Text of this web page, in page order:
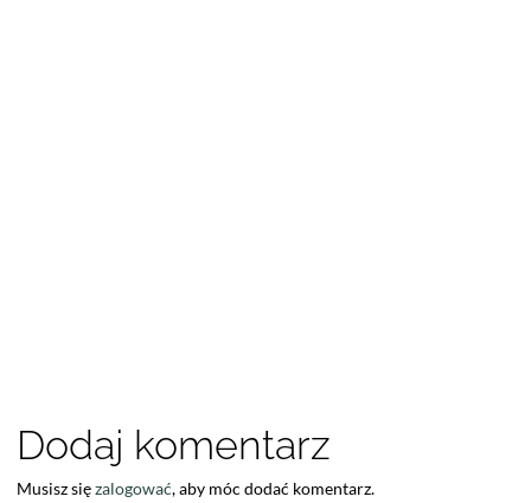
Dodaj komentarz
Musisz sięzalogować, aby móc dodać komentarz.